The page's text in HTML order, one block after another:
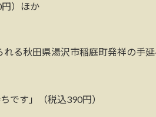
）ほか
る秋田県湯沢市稲庭町発祥の手
です」（税込390円）